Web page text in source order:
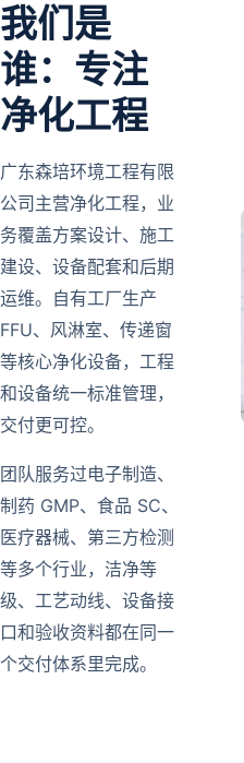
我们是
谁：专注
净化工程
广东森培环境工程有限
公司主营净化工程，业
务覆盖方案设计、施工
建设、设备配套和后期
运维。自有工厂生产
FFU、风淋室、传递窗
等核心净化设备，工程
和设备统一标准管理，
交付更可控。
团队服务过电子制造、
制药 GMP、食品 SC、
医疗器械、第三方检测
等多个行业，洁净等
级、工艺动线、设备接
口和验收资料都在同一
个交付体系里完成。